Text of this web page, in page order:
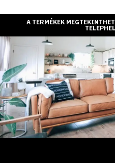
A TERMÉKEK